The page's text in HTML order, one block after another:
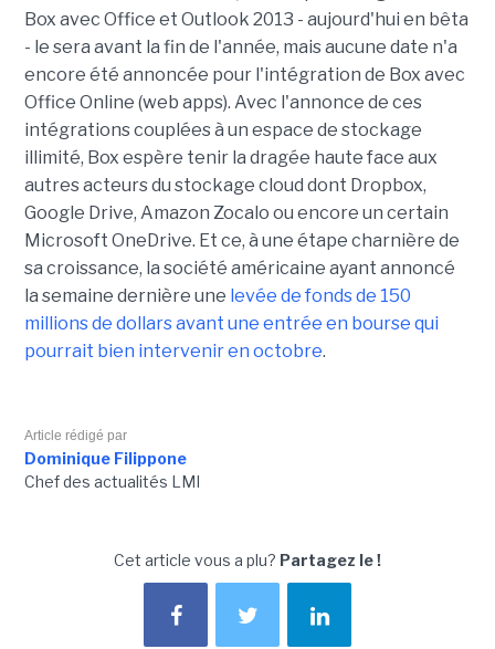
Box avec Office et Outlook 2013 - aujourd'hui en bêta
- le sera avant la fin de l'année, mais aucune date n'a
encore été annoncée pour l'intégration de Box avec
Office Online (web apps). Avec l'annonce de ces
intégrations couplées à un espace de stockage
illimité, Box espère tenir la dragée haute face aux
autres acteurs du stockage cloud dont Dropbox,
Google Drive, Amazon Zocalo ou encore un certain
Microsoft OneDrive. Et ce, à une étape charnière de
sa croissance, la société américaine ayant annoncé
la semaine dernière une levée de fonds de 150
millions de dollars avant une entrée en bourse qui
pourrait bien intervenir en octobre.
Article rédigé par
Dominique Filippone
Chef des actualités LMI
Cet article vous a plu? Partagez le !